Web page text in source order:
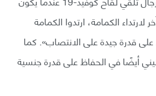
الكمامة، ارتدوا الكمامة
قدرة جيدة على الانتصاب». كما
أيضًا في الحفاظ على قدرة جنسية